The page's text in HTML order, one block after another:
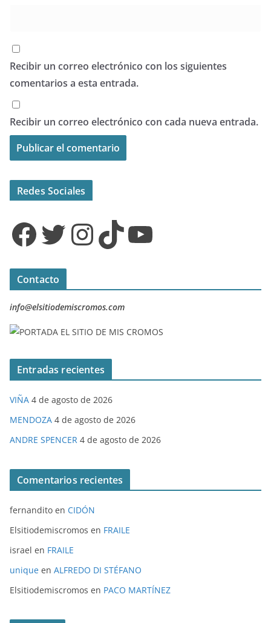
Recibir un correo electrónico con los siguientes
comentarios a esta entrada.
Recibir un correo electrónico con cada nueva entrada.
Redes Sociales
Facebook Twitter InstagramTikTok YouTube
Contacto
info@elsitiodemiscromos.com
Entradas recientes
VIÑA 4 de agosto de 2026
MENDOZA 4 de agosto de 2026
ANDRE SPENCER 4 de agosto de 2026
Comentarios recientes
fernandito en CIDÓN
Elsitiodemiscromos en FRAILE
israel en FRAILE
unique en ALFREDO DI STÉFANO
Elsitiodemiscromos en PACO MARTÍNEZ